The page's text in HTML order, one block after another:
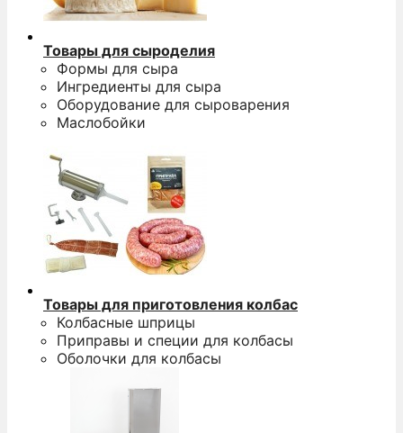
Товары для сыроделия
Формы для сыра
Ингредиенты для сыра
Оборудование для сыроварения
Маслобойки
Товары для приготовления колбас
Колбасные шприцы
Приправы и специи для колбасы
Оболочки для колбасы